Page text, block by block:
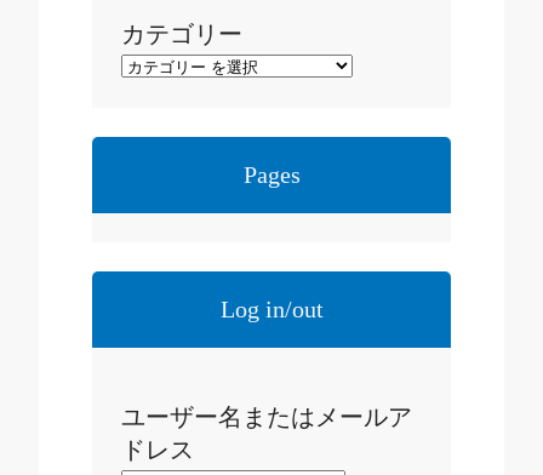
カテゴリー
Pages
Log in/out
ユーザー名またはメールア
ドレス